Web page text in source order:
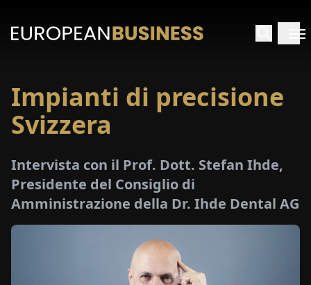
HOME
Impianti di precisione
Svizzera
Intervista con il Prof. Dott. Stefan Ihde,
Presidente del Consiglio di
Amministrazione della Dr. Ihde Dental AG